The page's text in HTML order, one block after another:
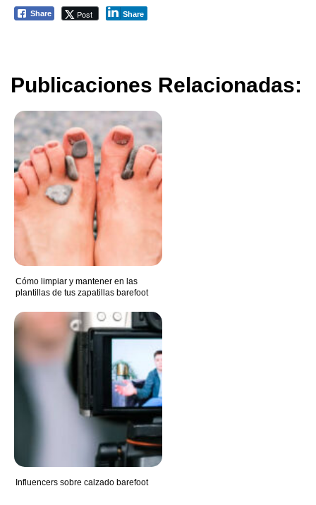
Share Post Share
Publicaciones Relacionadas:
Cómo limpiar y mantener en las
plantillas de tus zapatillas barefoot
Influencers sobre calzado barefoot